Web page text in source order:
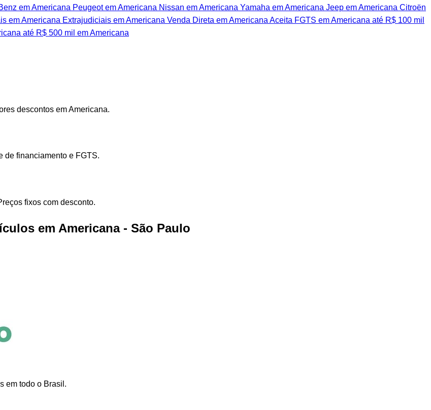
em Americana Peugeot em Americana Nissan em Americana Yamaha em Americana Jeep em Americana Citroën
em Americana Extrajudiciais em Americana Venda Direta em Americana Aceita FGTS em Americana até R$ 100 mil
até R$ 500 mil em Americana
descontos em Americana.
de financiamento e FGTS.
fixos com desconto.
em Americana - São Paulo
em todo o Brasil.